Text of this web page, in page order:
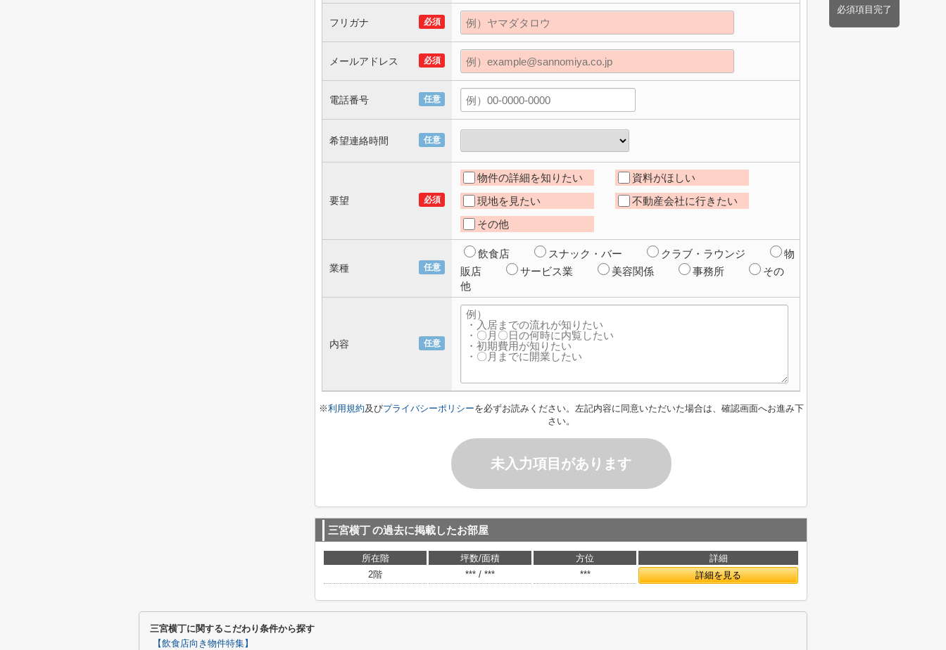
必須項目完了
必須
フリガナ
必須
メールアドレス
任意
電話番号
任意
希望連絡時間
必須
要望
物件の詳細を知りたい
資料がほしい
現地を見たい
不動産会社に行きたい
その他
任意
業種
飲食店 スナック・バー クラブ・ラウンジ
物
販店
サービス業 美容関係 事務所
その
他
任意
内容
※利用規約及びプライバシーポリシーを必ずお読みください。左記内容に同意いただいた場合は、確認画面へお進み下
さい。
未入力項目があります
三宮横丁の過去に掲載したお部屋
所在階 坪数/面積 方位
詳細
2階
*** / *** *** 詳細を見る
三宮横丁に関するこだわり条件から探す
【飲食店向き物件特集】